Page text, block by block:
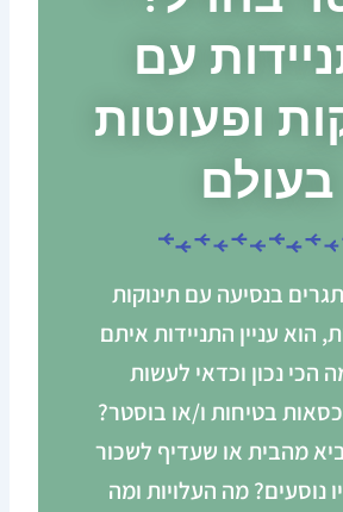
עם
ופעוטות
בעולם
בנסיעה עם תינוקות
הוא עניין התניידות איתם
הכי נכון וכדאי לעשות
בטיחות ו/או בוסטר?
מהבית או שעדיף לשכור
נוסעים? מה העלויות ומה